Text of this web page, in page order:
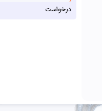
درخواست